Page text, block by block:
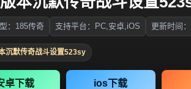
：185传奇 支持平台：PC,安卓,iOS 更新时间
沉默传奇战斗设置523sy
卓下载 ios下载